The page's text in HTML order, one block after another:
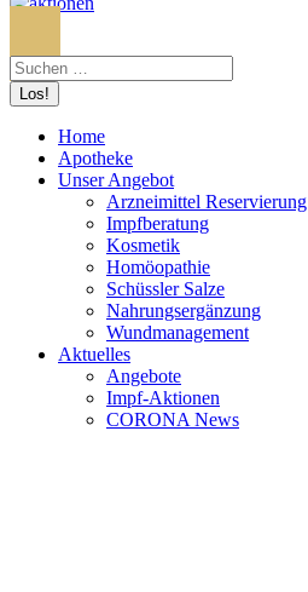
Home
Apotheke
Unser Angebot
Arzneimittel Reservierung
Impfberatung
Kosmetik
Homöopathie
Schüssler Salze
Nahrungsergänzung
Wundmanagement
Aktuelles
Angebote
Impf-Aktionen
CORONA News